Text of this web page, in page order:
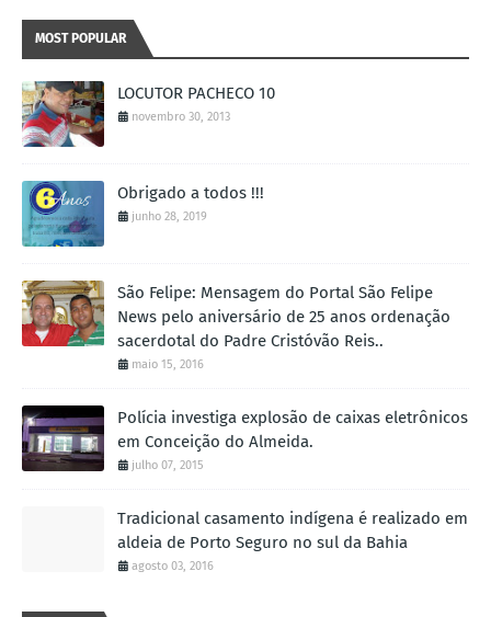
MOST POPULAR
LOCUTOR PACHECO 10
novembro 30, 2013
Obrigado a todos !!!
junho 28, 2019
São Felipe: Mensagem do Portal São Felipe
News pelo aniversário de 25 anos ordenação
sacerdotal do Padre Cristóvão Reis..
maio 15, 2016
Polícia investiga explosão de caixas eletrônicos
em Conceição do Almeida.
julho 07, 2015
Tradicional casamento indígena é realizado em
aldeia de Porto Seguro no sul da Bahia
agosto 03, 2016